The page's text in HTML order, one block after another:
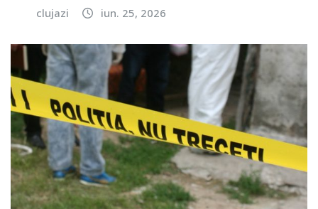
clujazi iun. 25, 2026